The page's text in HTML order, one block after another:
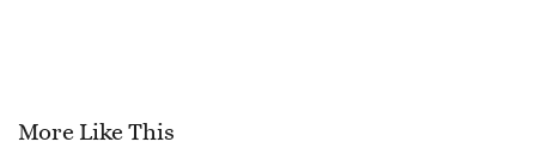
More Like This